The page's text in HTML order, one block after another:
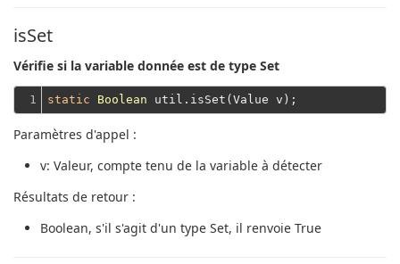
isSet
Vérifie si la variable donnée est de type Set
1 static Boolean
Paramètres d'appel :
v: Valeur, compte tenu de la variable à détecter
Résultats de retour :
Boolean, s'il s'agit d'un type Set, il renvoie True